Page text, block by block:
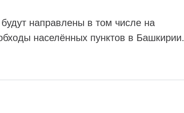
направлены в том числе на
населённых пунктов в Башкирии.